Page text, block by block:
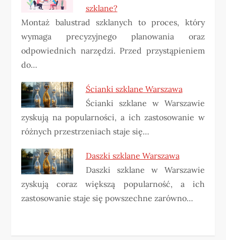
szklane?
Montaż balustrad szklanych to proces, który
wymaga precyzyjnego planowania oraz
odpowiednich narzędzi. Przed przystąpieniem
do…
Ścianki szklane Warszawa
Ścianki szklane w Warszawie
zyskują na popularności, a ich zastosowanie w
różnych przestrzeniach staje się…
Daszki szklane Warszawa
Daszki szklane w Warszawie
zyskują coraz większą popularność, a ich
zastosowanie staje się powszechne zarówno…